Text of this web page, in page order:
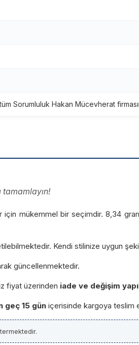
tamamlayın!
mükemmel bir seçimdir. 8,34
Kendi stilinize uygun
güncellenmektedir.
fiyat üzerinden iade ve değişim
geç 15 gün içerisinde kargoya teslim
Sorumluluk Hakan Mücevherat